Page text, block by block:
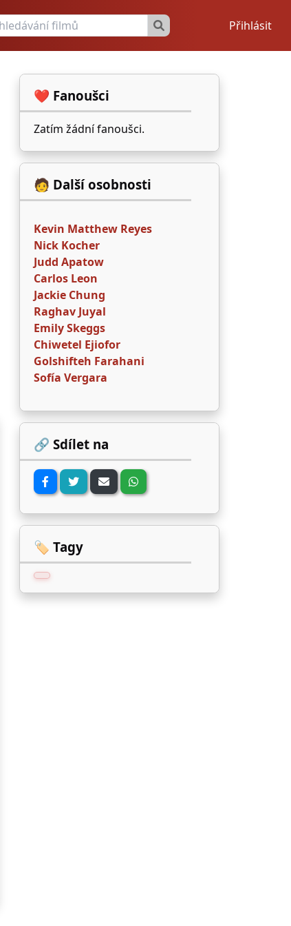
Přihlásit
❤️ Fanoušci
Zatím žádní fanoušci.
🧑 Další osobnosti
Kevin Matthew Reyes
Nick Kocher
Judd Apatow
Carlos Leon
Jackie Chung
Raghav Juyal
Emily Skeggs
Chiwetel Ejiofor
Golshifteh Farahani
Sofía Vergara
🔗 Sdílet na
🏷️ Tagy